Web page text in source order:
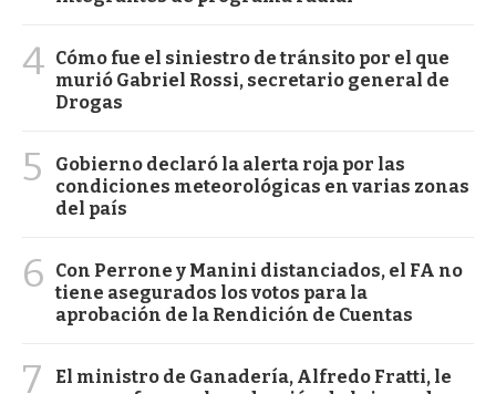
4 Cómo fue el siniestro de tránsito por el que
murió Gabriel Rossi, secretario general de
Drogas
5
Gobierno declaró la alerta roja por las
condiciones meteorológicas en varias zonas
del país
6
Con Perrone y Manini distanciados, el FA no
tiene asegurados los votos para la
aprobación de la Rendición de Cuentas
7
El ministro de Ganadería, Alfredo Fratti, le